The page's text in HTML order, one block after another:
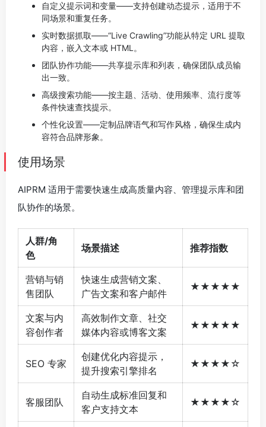
自定义提示词和变量——支持创建动态提示，适用于不
同场景和重复任务。
实时数据抓取——“Live Crawling”功能从特定 URL 提取
内容，嵌入文本或 HTML。
团队协作功能——共享提示库和列表，确保团队成员输
出一致。
高级搜索功能——按主题、活动、使用频率、流行度等
条件快速查找提示。
个性化设置——定制品牌语气和写作风格，确保生成内
容符合品牌形象。
使用场景
AIPRM 适用于需要快速生成高质量内容、管理提示库和团
队协作的场景。
人群/角
色
场景描述 推荐指数
营销与销
售团队
快速生成营销文案、
广告文案和客户邮件
★★★★★
文案与内
容创作者
高效制作文章、社交
媒体内容或博客文案
★★★★★
SEO 专家
创建优化内容提示，
提升搜索引擎排名
★★★★☆
客服团队
自动生成标准回复和
客户支持文本
★★★★☆